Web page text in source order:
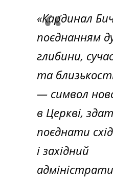
«Кардинал
поєднанням
глибини,
та
— символ
в Церкві,
поєднати
і західний